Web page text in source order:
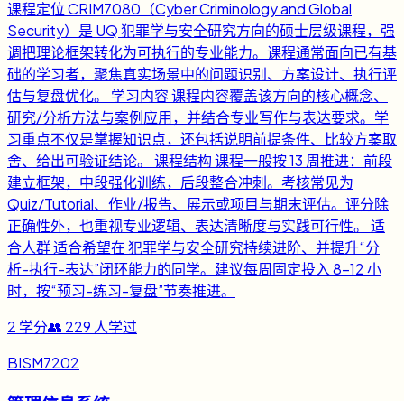
课程定位 CRIM7080（Cyber Criminology and Global
Security）是 UQ 犯罪学与安全研究方向的硕士层级课程，强
调把理论框架转化为可执行的专业能力。课程通常面向已有基
础的学习者，聚焦真实场景中的问题识别、方案设计、执行评
估与复盘优化。 学习内容 课程内容覆盖该方向的核心概念、
研究/分析方法与案例应用，并结合专业写作与表达要求。学
习重点不仅是掌握知识点，还包括说明前提条件、比较方案取
舍、给出可验证结论。 课程结构 课程一般按 13 周推进：前段
建立框架，中段强化训练，后段整合冲刺。考核常见为
Quiz/Tutorial、作业/报告、展示或项目与期末评估。评分除
正确性外，也重视专业逻辑、表达清晰度与实践可行性。 适
合人群 适合希望在 犯罪学与安全研究持续进阶、并提升“分
析-执行-表达”闭环能力的同学。建议每周固定投入 8-12 小
时，按“预习-练习-复盘”节奏推进。
2 学分👥 229 人学过
BISM7202